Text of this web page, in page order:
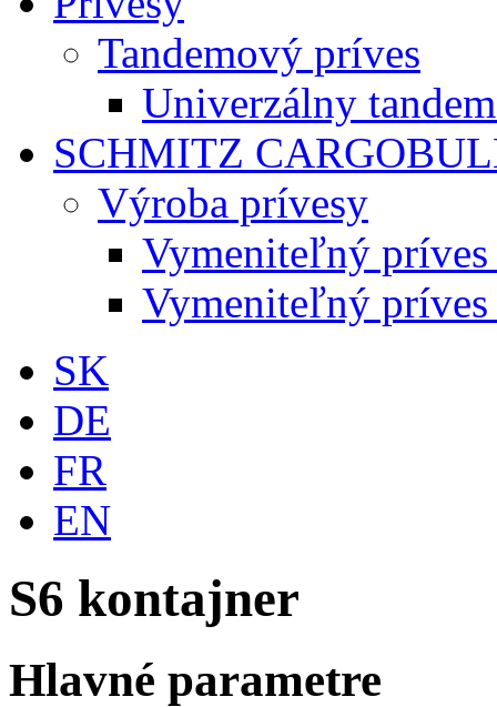
Tandemový príves
Univerzálny
SCHMITZ
Výroba prívesy
Vymeniteľný
Vymeniteľný
SK
DE
FR
EN
S6 kontajner
Hlavné parametre